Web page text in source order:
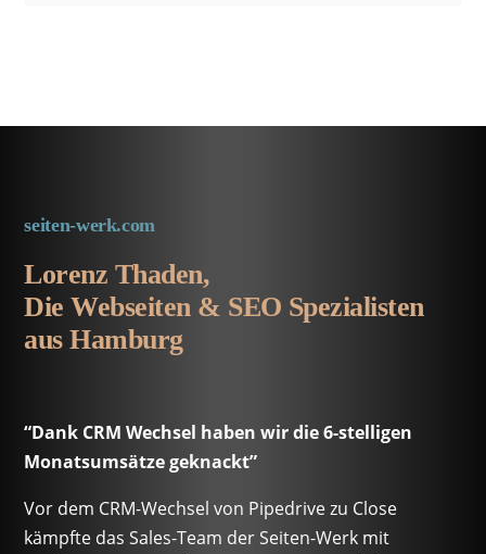
seiten-werk.com
Lorenz Thaden,
Die Webseiten & SEO Spezialisten
aus Hamburg
“Dank CRM Wechsel haben wir die 6-stelligen
Monatsumsätze geknackt”
Vor dem CRM-Wechsel von Pipedrive zu Close
kämpfte das Sales-Team der Seiten-Werk mit